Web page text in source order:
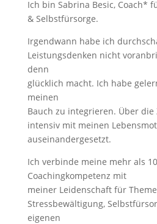
Ich bin Sabrina Besic, Coach*
& Selbstfürsorge.
Irgendwann habe ich
Leistungsdenken nicht
denn
glücklich macht. Ich habe
meinen
Bauch zu integrieren. Über die
intensiv mit meinen
auseinandergesetzt.
Ich verbinde meine mehr als
Coachingkompetenz mit
meiner Leidenschaft für
Stressbewältigung,
eigenen